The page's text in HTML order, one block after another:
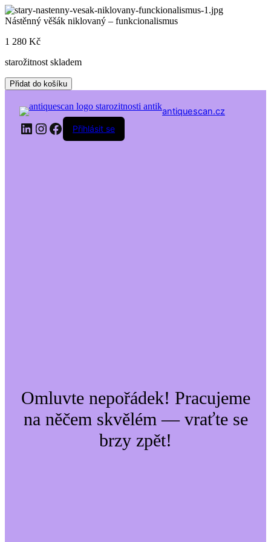
Skip
to
Nástěnný věšák niklovaný – funkcionalismus
1 280 Kč
starožitnost skladem
Nástěnný
věšák
niklovaný
funkcionalismus
množství
Přidat do košíku
antiquescan.cz
LinkedIn
Instagram
Facebook
Přihlásit se
Omluvte nepořádek! Pracujeme
na něčem skvělém — vraťte se
brzy zpět!